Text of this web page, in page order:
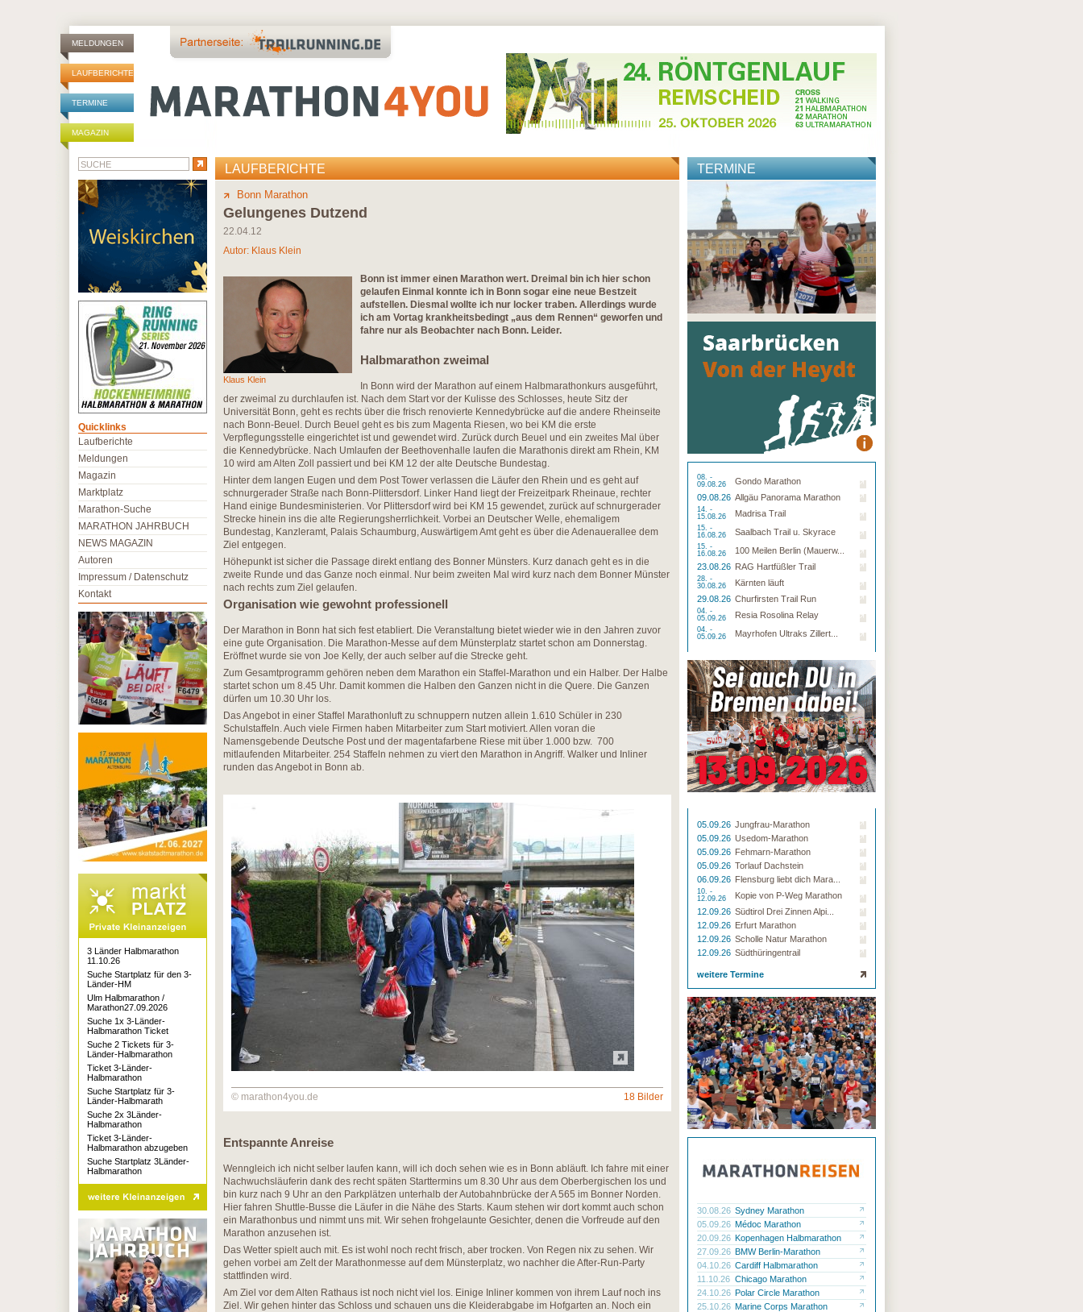
MELDUNGEN
LAUFBERICHTE
TERMINE
MAGAZIN
LAUFBERICHTE
Bonn Marathon
Gelungenes Dutzend
22.04.12
Autor: Klaus Klein
Klaus Klein
Bonn ist immer einen Marathon wert. Dreimal bin ich hier schon
gelaufen Einmal konnte ich in Bonn sogar eine neue Bestzeit
aufstellen. Diesmal wollte ich nur locker traben. Allerdings wurde
ich am Vortag krankheitsbedingt „aus dem Rennen“ geworfen und
fahre nur als Beobachter nach Bonn. Leider.
Halbmarathon zweimal
In Bonn wird der Marathon auf einem Halbmarathonkurs ausgeführt,
der zweimal zu durchlaufen ist. Nach dem Start vor der Kulisse des Schlosses, heute Sitz der
Universität Bonn, geht es rechts über die frisch renovierte Kennedybrücke auf die andere Rheinseite
nach Bonn-Beuel. Durch Beuel geht es bis zum Magenta Riesen, wo bei KM die erste
Verpflegungsstelle eingerichtet ist und gewendet wird. Zurück durch Beuel und ein zweites Mal über
die Kennedybrücke. Nach Umlaufen der Beethovenhalle laufen die Marathonis direkt am Rhein, KM
10 wird am Alten Zoll passiert und bei KM 12 der alte Deutsche Bundestag.
Hinter dem langen Eugen und dem Post Tower verlassen die Läufer den Rhein und es geht auf
schnurgerader Straße nach Bonn-Plittersdorf. Linker Hand liegt der Freizeitpark Rheinaue, rechter
Hand einige Bundesministerien. Vor Plittersdorf wird bei KM 15 gewendet, zurück auf schnurgerader
Strecke hinein ins die alte Regierungsherrlichkeit. Vorbei an Deutscher Welle, ehemaligem
Bundestag, Kanzleramt, Palais Schaumburg, Auswärtigem Amt geht es über die Adenauerallee dem
Ziel entgegen.
Höhepunkt ist sicher die Passage direkt entlang des Bonner Münsters. Kurz danach geht es in die
zweite Runde und das Ganze noch einmal. Nur beim zweiten Mal wird kurz nach dem Bonner Münster
nach rechts zum Ziel gelaufen.
Organisation wie gewohnt professionell
Der Marathon in Bonn hat sich fest etabliert. Die Veranstaltung bietet wieder wie in den Jahren zuvor
eine gute Organisation. Die Marathon-Messe auf dem Münsterplatz startet schon am Donnerstag.
Eröffnet wurde sie von Joe Kelly, der auch selber auf die Strecke geht.
Zum Gesamtprogramm gehören neben dem Marathon ein Staffel-Marathon und ein Halber. Der Halbe
startet schon um 8.45 Uhr. Damit kommen die Halben den Ganzen nicht in die Quere. Die Ganzen
dürfen um 10.30 Uhr los.
Das Angebot in einer Staffel Marathonluft zu schnuppern nutzen allein 1.610 Schüler in 230
Schulstaffeln. Auch viele Firmen haben Mitarbeiter zum Start motiviert. Allen voran die
Namensgebende Deutsche Post und der magentafarbene Riese mit über 1.000 bzw. 700
mitlaufenden Mitarbeiter. 254 Staffeln nehmen zu viert den Marathon in Angriff. Walker und Inliner
runden das Angebot in Bonn ab.
© marathon4you.de 18 Bilder
Entspannte Anreise
Wenngleich ich nicht selber laufen kann, will ich doch sehen wie es in Bonn abläuft. Ich fahre mit einer
Nachwuchsläuferin dank des recht späten Starttermins um 8.30 Uhr aus dem Oberbergischen los und
bin kurz nach 9 Uhr an den Parkplätzen unterhalb der Autobahnbrücke der A 565 im Bonner Norden.
Hier fahren Shuttle-Busse die Läufer in die Nähe des Starts. Kaum stehen wir dort kommt auch schon
ein Marathonbus und nimmt uns mit. Wir sehen frohgelaunte Gesichter, denen die Vorfreude auf den
Marathon anzusehen ist.
Das Wetter spielt auch mit. Es ist wohl noch recht frisch, aber trocken. Von Regen nix zu sehen. Wir
gehen vorbei am Zelt der Marathonmesse auf dem Münsterplatz, wo nachher die After-Run-Party
stattfinden wird.
Am Ziel vor dem Alten Rathaus ist noch nicht viel los. Einige Inliner kommen von ihrem Lauf noch ins
Ziel. Wir gehen hinter das Schloss und schauen uns die Kleiderabgabe im Hofgarten an. Noch ein
TERMINE
08. -
09.08.26
Gondo Marathon
09.08.26 Allgäu Panorama Marathon
14. -
15.08.26
Madrisa Trail
15. -
16.08.26
Saalbach Trail u. Skyrace
15. -
16.08.26
100 Meilen Berlin (Mauerw...
23.08.26 RAG Hartfüßler Trail
28. -
30.08.26
Kärnten läuft
29.08.26 Churfirsten Trail Run
04. -
05.09.26
Resia Rosolina Relay
04. -
05.09.26
Mayrhofen Ultraks Zillert...
05.09.26 Jungfrau-Marathon
05.09.26 Usedom-Marathon
05.09.26 Fehmarn-Marathon
05.09.26 Torlauf Dachstein
06.09.26 Flensburg liebt dich Mara...
10. -
12.09.26
Kopie von P-Weg Marathon
12.09.26 Südtirol Drei Zinnen Alpi...
12.09.26 Erfurt Marathon
12.09.26 Scholle Natur Marathon
12.09.26 Südthüringentrail
weitere Termine
30.08.26 Sydney Marathon
05.09.26 Médoc Marathon
20.09.26 Kopenhagen Halbmarathon
27.09.26 BMW Berlin-Marathon
04.10.26 Cardiff Halbmarathon
11.10.26 Chicago Marathon
24.10.26 Polar Circle Marathon
25.10.26 Marine Corps Marathon
Quicklinks
Laufberichte
Meldungen
Magazin
Marktplatz
Marathon-Suche
MARATHON JAHRBUCH
NEWS MAGAZIN
Autoren
Impressum / Datenschutz
Kontakt
3 Länder Halbmarathon
11.10.26
Suche Startplatz für den 3-
Länder-HM
Ulm Halbmarathon /
Marathon27.09.2026
Suche 1x 3-Länder-
Halbmarathon Ticket
Suche 2 Tickets für 3-
Länder-Halbmarathon
Ticket 3-Länder-
Halbmarathon
Suche Startplatz für 3-
Länder-Halbmarath
Suche 2x 3Länder-
Halbmarathon
Ticket 3-Länder-
Halbmarathon abzugeben
Suche Startplatz 3Länder-
Halbmarathon